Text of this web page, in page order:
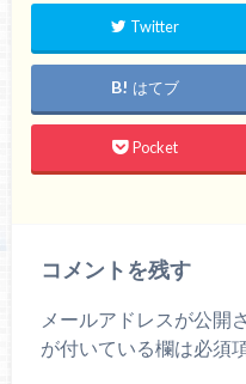
Twitter
はてブ
Pocket
コメントを残す
メールアドレスが公開
が付いている欄は必須